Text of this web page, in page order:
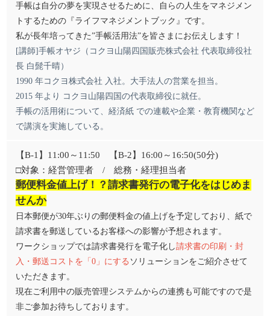
手帳は自分の夢を実現させるために、自らの人生をマネジメン
トするための『ライフマネジメントブック』です。
私が長年培ってきた”手帳活用法”を皆さまにお伝えします！
[講師]手帳オヤジ（コクヨ山陽四国販売株式会社 代表取締役社
長 白髭千晴）
1990 年コクヨ株式会社 入社。大手法人の営業を担当。
2015 年より コクヨ山陽四国の代表取締役に就任。
手帳の活用術について、経済紙 での連載や企業・教育機関など
で講演を実施している。
【B-1】11:00～11:50 【B-2】16:00～16:50(50分)
□対象：経営管理者 / 総務・経理担当者
郵便料金値上げ！？請求書発行の電子化をはじめま
せんか
日本郵便が30年ぶりの郵便料金の値上げを予定しており、紙で
請求書を郵送しているお客様への影響が予想されます。
ワークショップでは請求書発行を電子化し請求書の印刷・封
入・郵送コストを「0」にする ソリューションをご紹介させて
いただきます。
現在ご利用中の販売管理システムからの連携も可能ですので是
非ご参加お待ちしております。